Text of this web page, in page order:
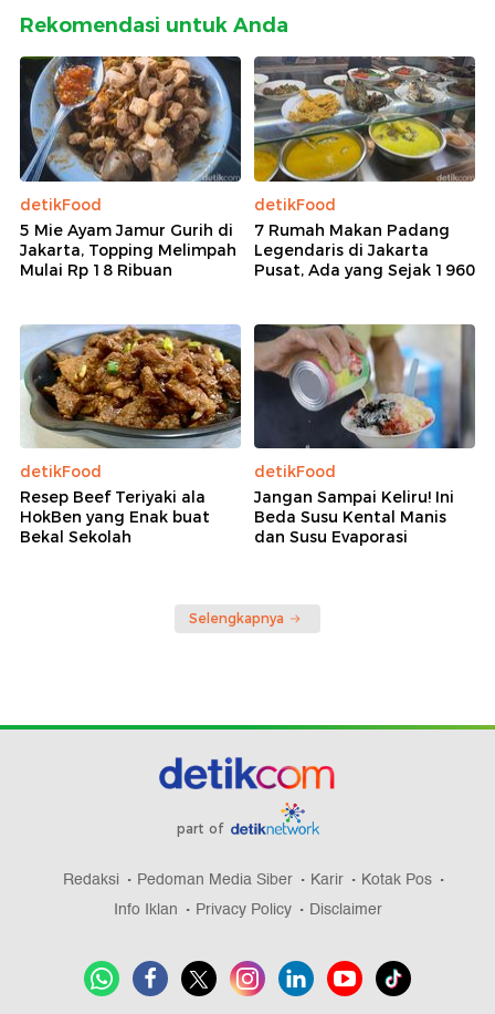
Rekomendasi untuk Anda
detikFood
5 Mie Ayam Jamur Gurih di
Jakarta, Topping Melimpah
Mulai Rp 18 Ribuan
detikFood
7 Rumah Makan Padang
Legendaris di Jakarta
Pusat, Ada yang Sejak 1960
detikFood
Resep Beef Teriyaki ala
HokBen yang Enak buat
Bekal Sekolah
detikFood
Jangan Sampai Keliru! Ini
Beda Susu Kental Manis
dan Susu Evaporasi
Selengkapnya
part of
Redaksi Pedoman Media Siber Karir
Kotak Pos
Info Iklan
Privacy Policy Disclaimer